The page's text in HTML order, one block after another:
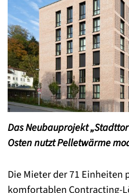
Das Neubauprojekt
Osten nutzt Pelletwärme
Die Mieter der 71
komfortablen Contracting-